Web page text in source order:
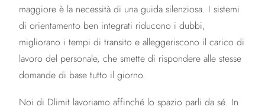
maggiore è la necessità di una guida silenziosa. I sistemi
di orientamento ben integrati riducono i dubbi,
migliorano i tempi di transito e alleggeriscono il carico di
lavoro del personale, che smette di rispondere alle stesse
domande di base tutto il giorno.
Noi di Dlimit lavoriamo affinché lo spazio parli da sé. In